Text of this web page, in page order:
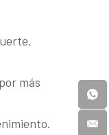
más